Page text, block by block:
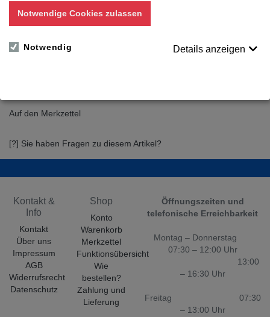
Artikelnummer: 49781
1,2-IND (1,2-Indandion), 10g
(Indan-1,2-dione)
Auf den Merkzettel
[?] Sie haben Fragen zu diesem Artikel?
Kontakt &
Info
Kontakt
Über uns
Impressum
AGB
Widerrufsrecht
Datenschutz
Shop
Konto
Warenkorb
Merkzettel
Funktionsübersicht
Wie
bestellen?
Zahlung und
Lieferung
Öffnungszeiten und
telefonische Erreichbarkeit
Montag – Donnerstag
07:30 – 12:00 Uhr
13:00
– 16:30 Uhr
Freitag 07:30
– 13:00 Uhr
Notwendige Cookies zulassen
Notwendig Details anzeigen